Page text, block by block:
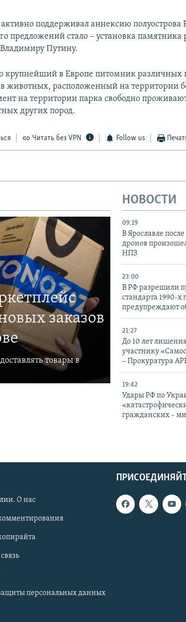
активно поддерживал аннексию полуострова
предложений стало – установка памятника
Путину.
крупнейший в Европе питомник различных
животных, расположенный на территории
на территории парка свободно
других пород.
Читать без VPN Follow us
заказов
товары в
НОВОСТИ
09:19
В Ярославле
дронов
НПЗ
23:00
В РФ разрешили
стандарта 1990-х
предупреждают
21:27
До 10 лет
участнику
– Прокуратура
19:42
Удары РФ по
гражданских –
О нас
персональных данных